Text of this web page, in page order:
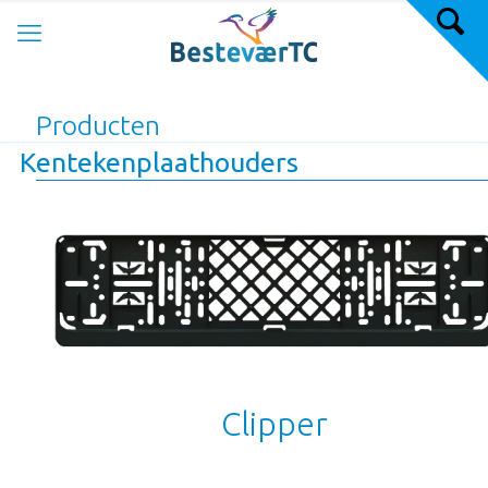
Producten
Kentekenplaathouders
Clipper